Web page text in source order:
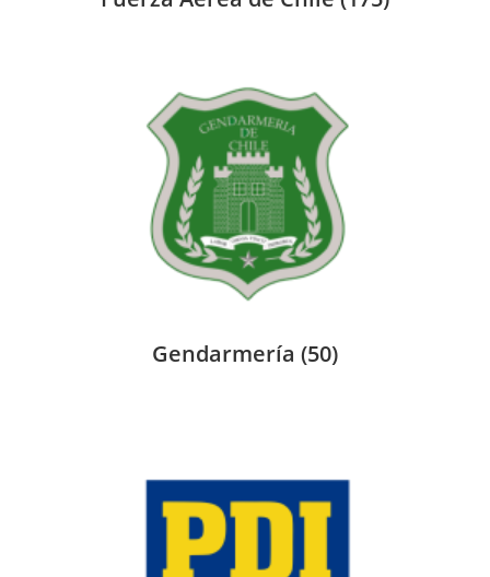
Gendarmería (50)